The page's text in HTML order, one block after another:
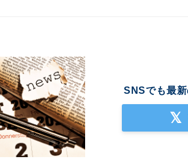
SNSでも最